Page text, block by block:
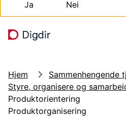
Ja
Nei
Hjem
Sammenhengende
Styre, organisere og
Produktorientering
Produktorganisering